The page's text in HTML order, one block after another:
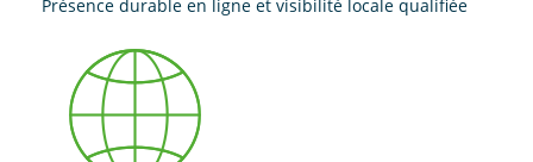
Présence durable en ligne et visibilité locale qualifiée